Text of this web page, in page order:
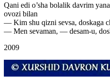
Qani edi o’sha bolalik davrim
ovozi bilan
— Kim shu qizni sevsa, doskaga
— Men sevaman, — desam-u,
2009